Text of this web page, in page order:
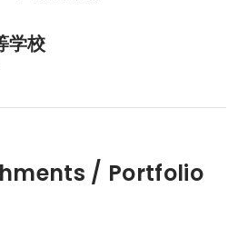
学校
/ Portfolio